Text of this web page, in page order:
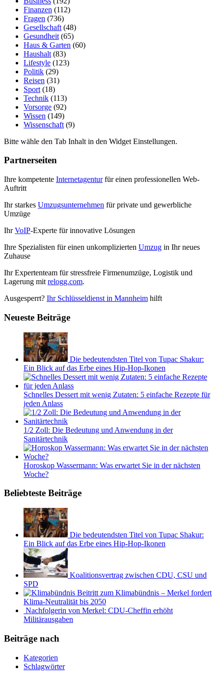
Finanzen (112)
Fragen (736)
Gesellschaft (48)
Gesundheit (65)
Haus & Garten (60)
Haushalt (83)
Lifestyle (123)
Politik (29)
Reisen (31)
Sport (18)
Technik (113)
Vorsorge (92)
Wissen (149)
Wissenschaft (9)
Bitte wähle den Tab Inhalt in den Widget Einstellungen.
Partnerseiten
Ihre kompetente Internetagenturfür einen professionellen Web-
Auftritt
Ihr starkes Umzugsunternehmen für private und gewerbliche
Umzüge
IhrVoIP-Experte für innovative Lösungen
Ihre Spezialisten für einen unkomplizierten Umzug in Ihr neues
Zuhause
Ihr Expertenteam für stressfreie Firmenumzüge, Logistik und
Lagerung mit relogg.com.
Ausgesperrt? Ihr Schlüsseldienst in Mannheim hilft
Neueste Beiträge
Die bedeutendsten Titel von Tupac Shakur:
Ein Blick auf das Erbe eines Hip-Hop-Ikonen
Schnelles Dessert mit wenig Zutaten: 5 einfache Rezepte für
jeden Anlass
1/2 Zoll: Die Bedeutung und Anwendung in der
Sanitärtechnik
Horoskop Wassermann: Was erwartet Sie in der nächsten
Woche?
Beliebteste Beiträge
Die bedeutendsten Titel von Tupac Shakur:
Ein Blick auf das Erbe eines Hip-Hop-Ikonen
Koalitionsvertrag zwischen CDU, CSU und
SPD
Beitritt zum Klimabündnis – Merkel fordert
Klima-Neutralität bis 2050
Nachfolgerin von Merkel: CDU-Cheffin erhöht
Militärausgaben
Beiträge nach
Kategorien
Schlagwörter